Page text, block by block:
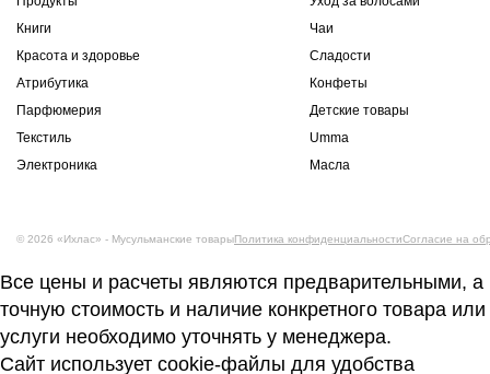
Книги
Красота и здоровье
Атрибутика
Парфюмерия
Текстиль
Электроника
Чаи
Сладости
Конфеты
Детские товары
Umma
Масла
© 2026 «Ихлас» - Мусульманские товарыПолитика конфиденциальностиСогласие на
Все цены и расчеты являются предварительными, а
точную стоимость и наличие конкретного товара или
услуги необходимо уточнять у менеджера.
Сайт использует cookie-файлы для удобства